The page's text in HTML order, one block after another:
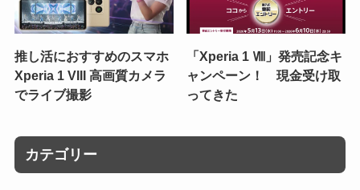
推し活におすすめのスマホ
Xperia 1 VIII 高画質カメラ
でライブ撮影
「Xperia 1 Ⅷ」発売記念キ
ャンペーン！ 現金受け取
ってきた
カテゴリー